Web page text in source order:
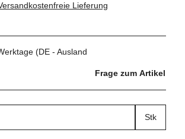
Lieferung
(DE - Ausland
Frage zum Artikel
Stk